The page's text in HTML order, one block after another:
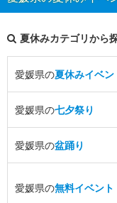
夏休みカテゴリから
愛媛県の夏休みイベン
愛媛県の七夕祭り
愛媛県の盆踊り
愛媛県の無料イベント